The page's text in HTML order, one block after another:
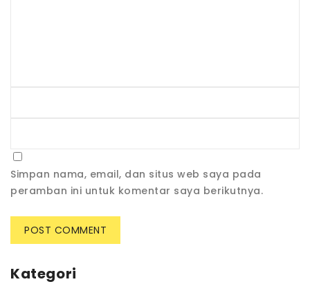
Kategori
Simpan nama, email, dan situs web saya pada
peramban ini untuk komentar saya berikutnya.